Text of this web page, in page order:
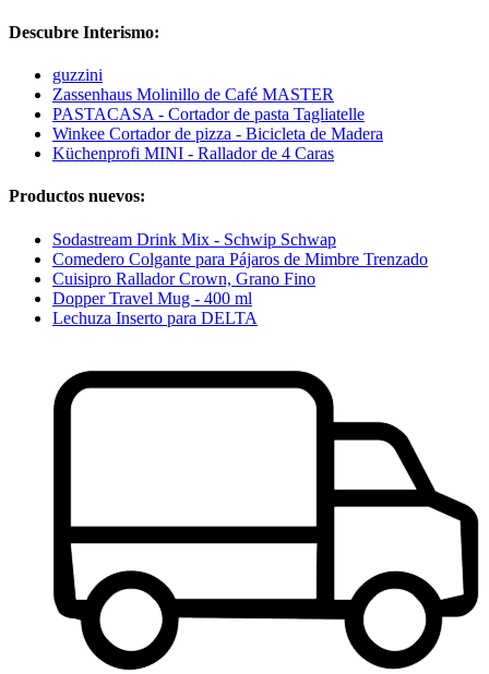
Descubre Interismo:
guzzini
Zassenhaus Molinillo de Café MASTER
PASTACASA - Cortador de pasta Tagliatelle
Winkee Cortador de pizza - Bicicleta de Madera
Küchenprofi MINI - Rallador de 4 Caras
Productos nuevos:
Sodastream Drink Mix - Schwip Schwap
Comedero Colgante para Pájaros de Mimbre Trenzado
Cuisipro Rallador Crown, Grano Fino
Dopper Travel Mug - 400 ml
Lechuza Inserto para DELTA